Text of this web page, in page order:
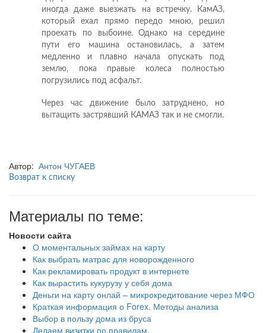
иногда даже выезжать на встречку. КамАЗ,
который ехал прямо передо мною, решил
проехать по выбоине. Однако на середине
пути его машина остановилась, а затем
медленно и плавно начала опускать под
землю, пока правые колеса полностью
погрузились под асфальт.
Через час движение было затруднено, но
вытащить застрявший КАМАЗ так и не смогли.
Автор: Антон ЧУГАЕВ
Возврат к списку
Материалы по теме:
Новости сайта
О моментальных займах на карту
Как выбрать матрас для новорожденного
Как рекламировать продукт в интернете
Как вырастить кукурузу у себя дома
Деньги на карту онлай – микрокредитование через МФО
Краткая информация о Forex. Методы анализа
Выбор в пользу дома из бруса
Делаем визитки по правилам.